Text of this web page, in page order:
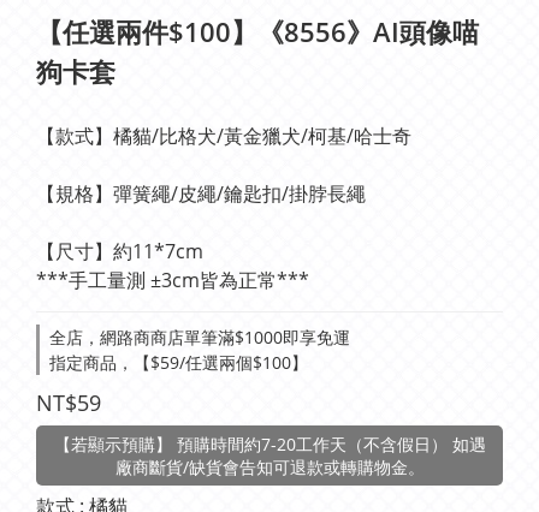
【任選兩件$100】《8556》AI頭像喵
狗卡套
【款式】橘貓/比格犬/黃金獵犬/柯基/哈士奇
【規格】彈簧繩/皮繩/鑰匙扣/掛脖長繩
【尺寸】約11*7cm
***手工量測 ±3cm皆為正常***
全店，網路商商店單筆滿$1000即享免運
指定商品，【$59/任選兩個$100】
NT$59
【若顯示預購】 預購時間約7-20工作天（不含假日） 如遇
廠商斷貨/缺貨會告知可退款或轉購物金。
款式 : 橘貓